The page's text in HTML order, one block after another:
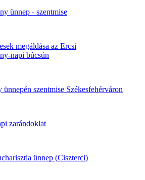
ünnep - szentmise
megáldása az Ercsi
napi búcsún
szentmise Székesfehérváron
zarándoklat
ünnep (Ciszterci)